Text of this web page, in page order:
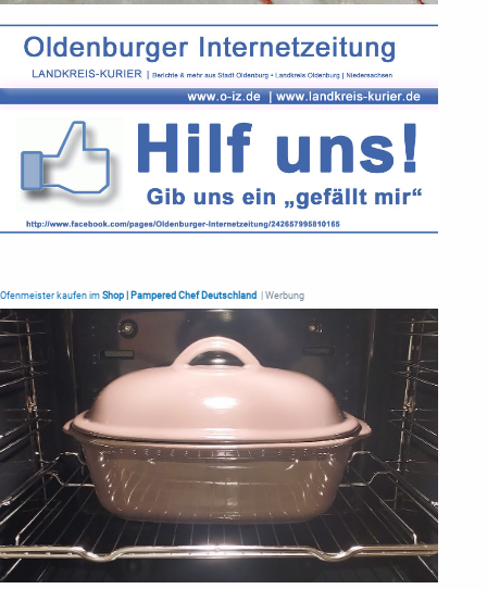
Ofenmeister kaufen im Shop | Pampered Chef Deutschland | Werbung